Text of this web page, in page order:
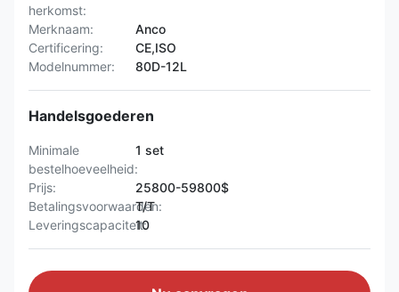
herkomst:
Merknaam:
Anco
Certificering:
CE,ISO
Modelnummer:
80D-12L
Handelsgoederen
Minimale
bestelhoeveelheid:
1 set
Prijs:
25800-59800$
Betalingsvoorwaarden:
T/T
Leveringscapaciteit:
10